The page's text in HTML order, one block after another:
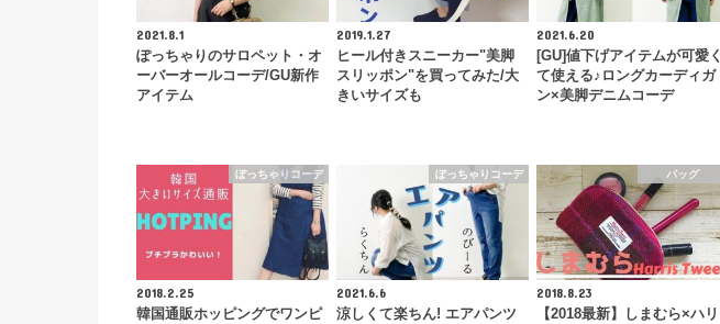
2021.8.1
ぽっちゃりのサロペット・オ
ーバーオールコーデ/GU新作
アイテム
2019.1.27
ヒール付きスニーカー"美脚
スリッポン"を買ってみた/大
きいサイズも
2021.6.20
[GU]値下げアイテムが可愛く
て使える♪ロングカーディガ
ン×美脚デニムコーデ
ぽっちゃりコーデ
2018.2.25
韓国通販ホッピングでワンピ
ぽっちゃりコーデ
2021.6.6
涼しくて楽ちん! エアパンツ
バッグ
2018.8.23
【2018最新】しまむら×ハリ